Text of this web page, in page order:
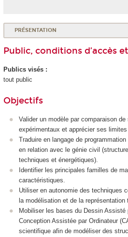
PRÉSENTATION
Public, conditions d’accès
Publics visés :
tout public
Objectifs
Valider un modèle par comparaison
expérimentaux et apprécier ses
Traduire en langage de
en relation avec le génie civil
techniques et énergétiques).
Identifier les principales familles de
caractéristiques.
Utiliser en autonomie des techniques
la modélisation et de la représentation
Mobiliser les bases du Dessin
Conception Assistée par Ordinateur
scientifique afin de modéliser des